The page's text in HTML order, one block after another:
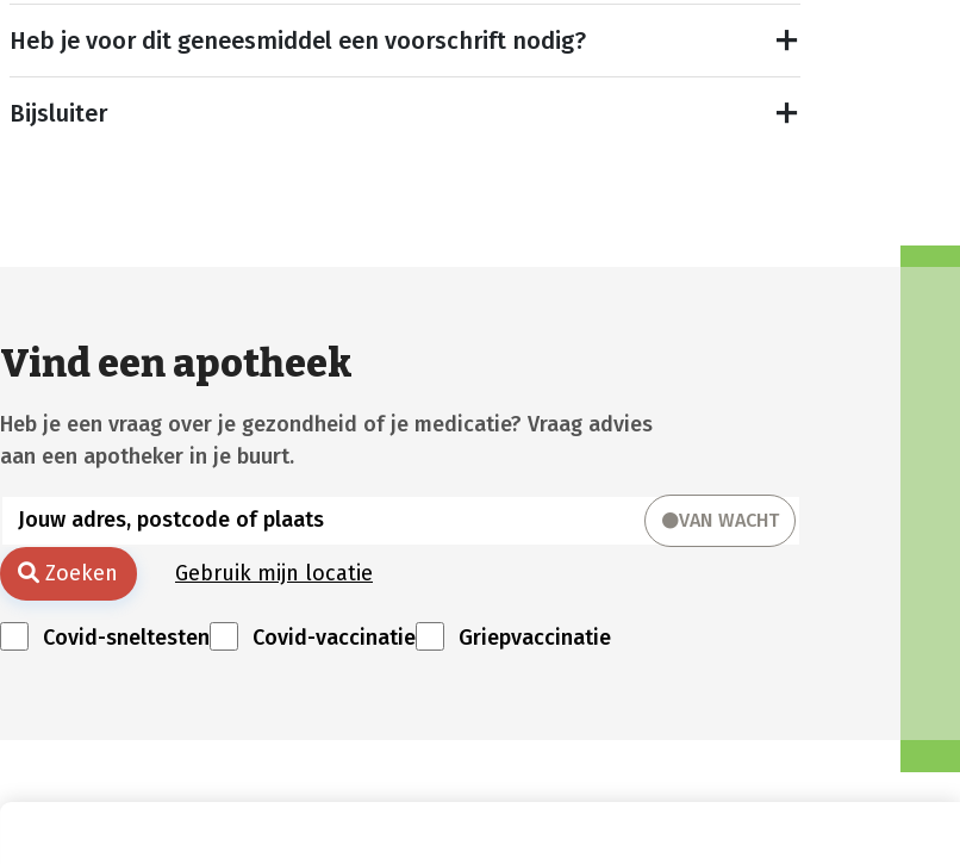
Heb je voor dit geneesmiddel een voorschrift nodig?
Bijsluiter
Vind een apotheek
Heb je een vraag over je gezondheid of je medicatie? Vraag advies
aan een apotheker in je buurt.
VAN WACHT
Zoeken Gebruik mijn locatie
Covid-sneltesten Covid-vaccinatie Griepvaccinatie